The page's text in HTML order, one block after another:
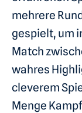
mehrere
gespielt, um
Match
wahres
cleverem
Menge